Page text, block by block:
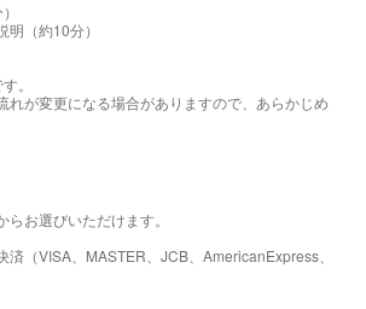
（約10分）
。
れが変更になる場合がありますので、あらかじめ
お選びいただけます。
済（VISA、MASTER、JCB、AmericanExpress、